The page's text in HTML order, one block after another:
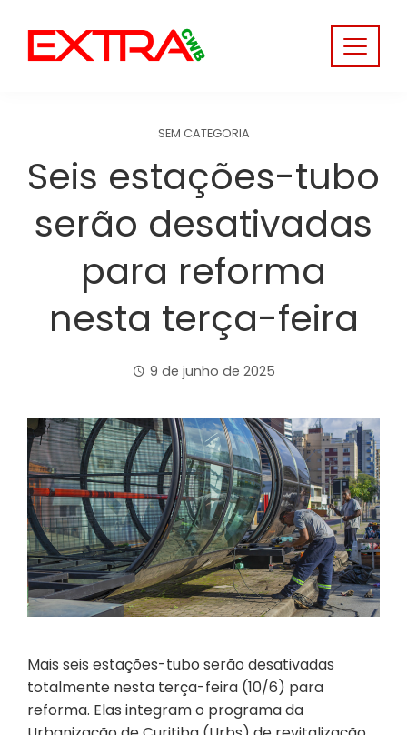
content
SEM CATEGORIA
Seis estações-tubo
serão desativadas
para reforma
nesta terça-feira
9 de junho de 2025
Mais seis estações-tubo serão desativadas
totalmente nesta terça-feira (10/6) para
reforma. Elas integram o programa da